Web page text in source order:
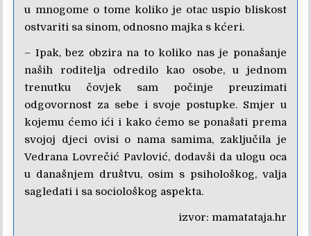
u mnogome o tome koliko je otac uspio bliskost
ostvariti sa sinom, odnosno majka s kćeri.
– Ipak, bez obzira na to koliko nas je ponašanje
naših roditelja odredilo kao osobe, u jednom
trenutku čovjek sam počinje preuzimati
odgovornost za sebe i svoje postupke. Smjer u
kojemu ćemo ići i kako ćemo se ponašati prema
svojoj djeci ovisi o nama samima, zaključila je
Vedrana Lovrečić Pavlović, dodavši da ulogu oca
u današnjem društvu, osim s psihološkog, valja
sagledati i sa sociološkog aspekta.
izvor: mamatataja.hr